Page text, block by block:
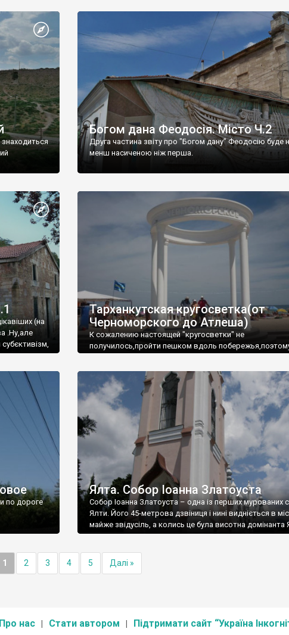
Богом дана Феодосія. Місто Ч.2
Друга частина звіту про "Богом дану" Феодосію буде
менш насиченою ніж перша.
(на
.Ну,але
Тарханкутская кругосветка(от
Черноморского до Атлеша)
К сожалению настоящей "кругосветки" не
получилось,пройти пешком вдоль
по дороге
Ялта. Собор Іоанна Златоуста
Собор Іоанна Златоуста – одна із перших мурованих
Ялти. Його 45-метрова дзвіниця і нині видніється в
майже звідусіль, а колись це була висотна домінанта
1 2 3 4 5 Далі »
Про нас Стати автором Підтримати сайт “Україна